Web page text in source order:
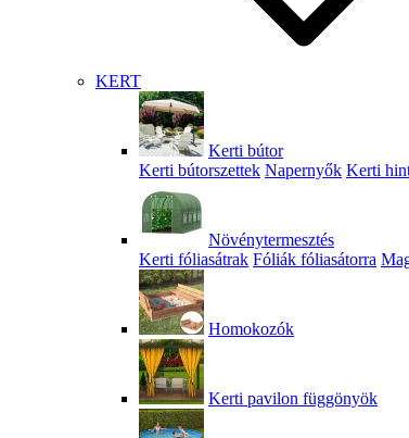
KERT
Kerti bútor
Kerti bútorszettek Napernyők Kerti
Növénytermesztés
Kerti fóliasátrak Fóliák fóliasátorra
Homokozók
Kerti pavilon függönyök